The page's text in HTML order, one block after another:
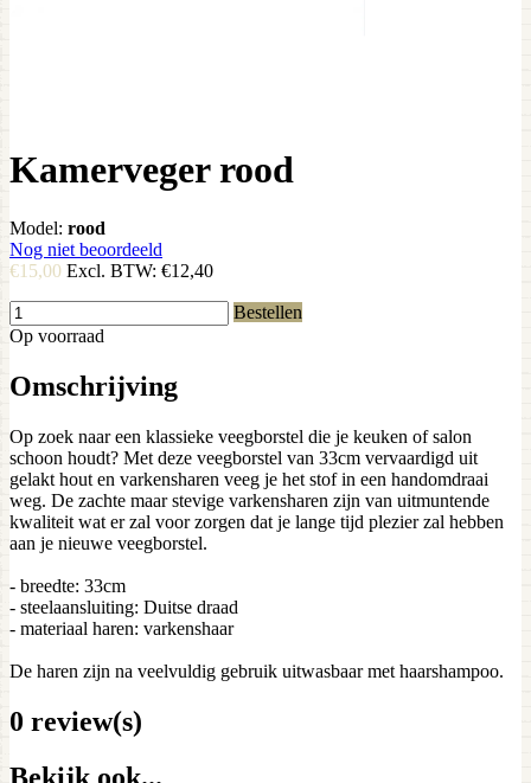
Kamerveger rood
Model: rood
Nog niet beoordeeld
€15,00 Excl. BTW: €12,40
Bestellen
Op voorraad
Omschrijving
Op zoek naar een klassieke veegborstel die je keuken of salon
schoon houdt? Met deze veegborstel van 33cm vervaardigd uit
gelakt hout en varkensharen veeg je het stof in een handomdraai
weg. De zachte maar stevige varkensharen zijn van uitmuntende
kwaliteit wat er zal voor zorgen dat je lange tijd plezier zal hebben
aan je nieuwe veegborstel.
- breedte: 33cm
- steelaansluiting: Duitse draad
- materiaal haren: varkenshaar
De haren zijn na veelvuldig gebruik uitwasbaar met haarshampoo.
0 review(s)
Bekijk ook...